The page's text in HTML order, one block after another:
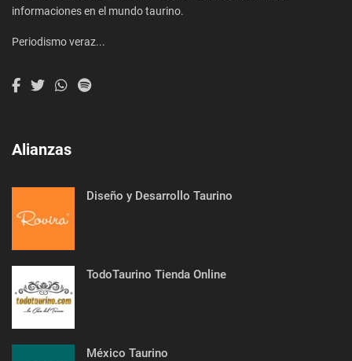
informaciones en el mundo taurino.
Periodismo veraz...
Alianzas
Diseño y Desarrollo Taurino
TodoTaurino Tienda Online
México Taurino